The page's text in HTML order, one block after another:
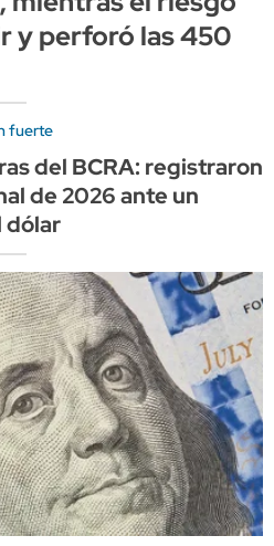
y perforó las 450
fuerte
del BCRA: registraron
de 2026 ante un
dólar